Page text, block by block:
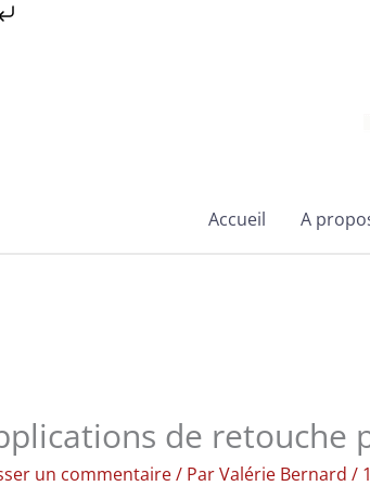
Accueil A
de retouche
un commentaire/ ParValérie Bernard /